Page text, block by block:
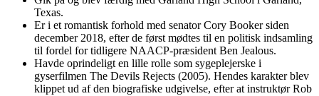
Texas.
Er i et romantisk forhold med senator Cory Booker siden
december 2018, efter de først mødtes til en politisk indsamling
til fordel for tidligere NAACP-præsident Ben Jealous.
Havde oprindeligt en lille rolle som sygeplejerske i
gyserfilmen The Devils Rejects (2005). Hendes karakter blev
klippet ud af den biografiske udgivelse, efter at instruktør Rob